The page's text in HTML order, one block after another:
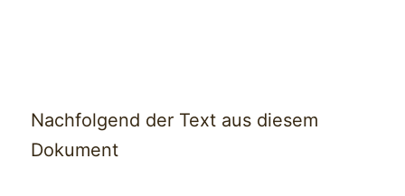
Nachfolgend der Text aus diesem
Dokument